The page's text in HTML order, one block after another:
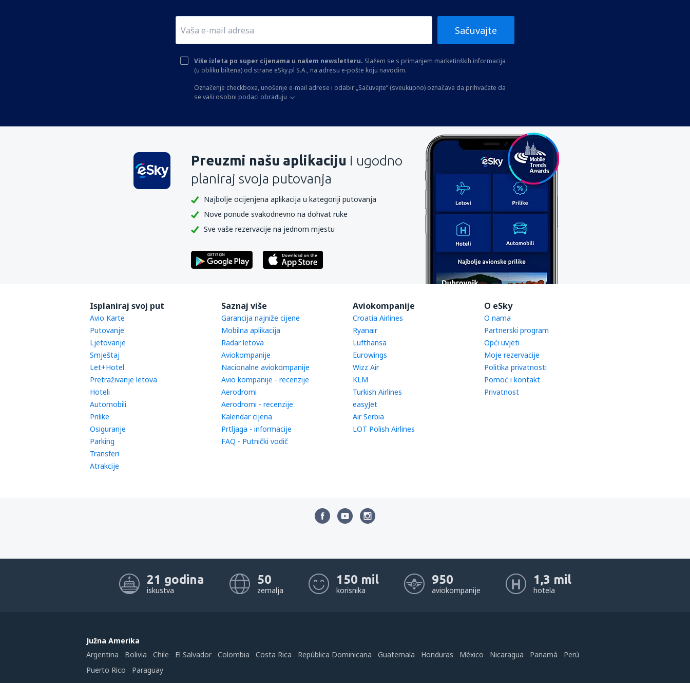
Sačuvajte
Više izleta po super cijenama u našem newsletteru. Slažem se s primanjem marketinških informacija
(u obliku biltena) od strane eSky.pl S.A., na adresu e-pošte koju navodim.
Označenje checkboxa, unošenje e-mail adrese i odabir „Sačuvajte” (sveukupno) označava da prihvaćate da
se vaši osobni podaci obrađuju
Preuzmi našu aplikaciju i ugodno
planiraj svoja putovanja
Najbolje ocijenjena aplikacija u kategoriji putovanja
Nove ponude svakodnevno na dohvat ruke
Sve vaše rezervacije na jednom mjestu
Isplaniraj svoj put
Avio Karte
Putovanje
Ljetovanje
Smještaj
Let+Hotel
Pretraživanje letova
Hoteli
Automobili
Prilike
Osiguranje
Parking
Transferi
Atrakcije
Saznaj više
Garancija najniže cijene
Mobilna aplikacija
Radar letova
Aviokompanije
Nacionalne aviokompanije
Avio kompanije - recenzije
Aerodromi
Aerodromi - recenzije
Kalendar cijena
Prtljaga - informacije
FAQ - Putnički vodič
Aviokompanije
Croatia Airlines
Ryanair
Lufthansa
Eurowings
Wizz Air
KLM
Turkish Airlines
easyJet
Air Serbia
LOT Polish Airlines
O eSky
O nama
Partnerski program
Opći uvjeti
Moje rezervacije
Politika privatnosti
Pomoć i kontakt
Privatnost
21 godina
iskustva
50
zemalja
150 mil
korisnika
950
aviokompanije
1,3 mil
hotela
Južna Amerika
Argentina
Bolivia Chile El Salvador Colombia Costa Rica República Dominicana Guatemala Honduras México Nicaragua Panamá
Perú
Puerto Rico
Paraguay